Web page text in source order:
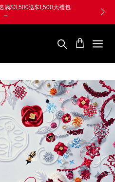
滿$3,500送$3,500大禮包
→